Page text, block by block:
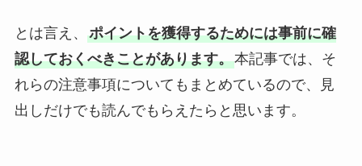
とは言え、 ポイントを獲得するためには事前に確
認しておくべきことがあります。本記事では、そ
れらの注意事項についてもまとめているので、見
出しだけでも読んでもらえたらと思います。